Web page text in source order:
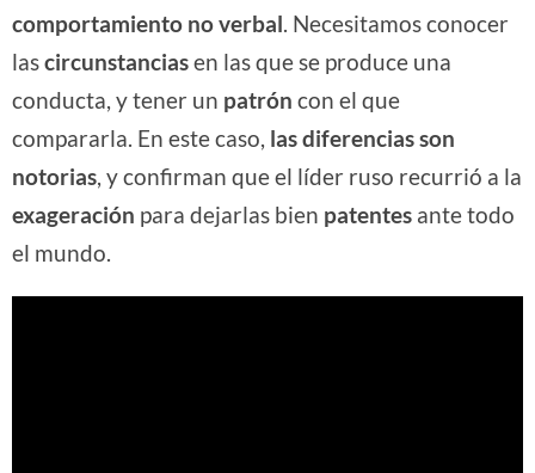
comportamiento no verbal . Necesitamos conocer
lascircunstanciasen las que se produce una
conducta, y tener un patrón con el que
compararla. En este caso, las diferencias son
notorias , y confirman que el líder ruso recurrió a la
exageración para dejarlas bien patentes ante todo
el mundo.